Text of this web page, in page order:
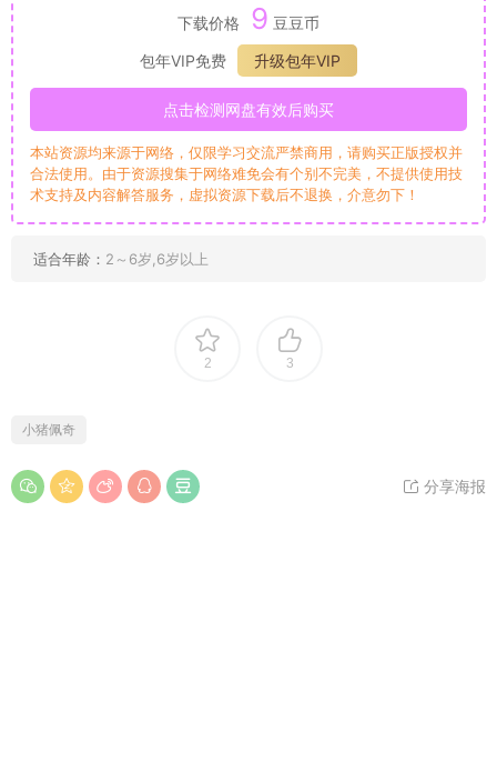
下载价格 9 豆豆币
包年VIP免费
升级包年VIP
点击检测网盘有效后购买
本站资源均来源于网络，仅限学习交流严禁商用，请购买正版授权并
合法使用。由于资源搜集于网络难免会有个别不完美，不提供使用技
术支持及内容解答服务，虚拟资源下载后不退换，介意勿下！
适合年龄： 2～6岁,6岁以上
2 3
小猪佩奇
分享海报